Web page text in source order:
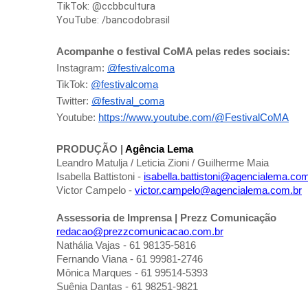
TikTok: @ccbbcultura
YouTube: /bancodobrasil
Acompanhe o festival CoMA pelas redes sociais:
Instagram: @festivalcoma
TikTok: @festivalcoma
Twitter: @festival_coma
Youtube: https://www.youtube.com/@FestivalCoMA
PRODUÇÃO | Agência Lema
Leandro Matulja / Leticia Zioni / Guilherme Maia
Isabella Battistoni -
Victor Campelo - victor.campelo@agencialema.com.br
Assessoria de Imprensa | Prezz Comunicação
redacao@prezzcomunicacao.com.br
Nathália Vajas - 61 98135-5816
Fernando Viana - 61 99981-2746
Mônica Marques - 61 99514-5393
Suênia Dantas - 61 98251-9821